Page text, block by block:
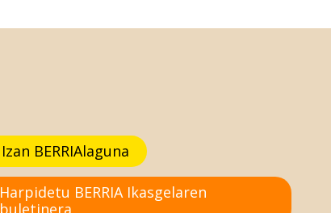
Izan BERRIAlaguna
Harpidetu BERRIA Ikasgelaren